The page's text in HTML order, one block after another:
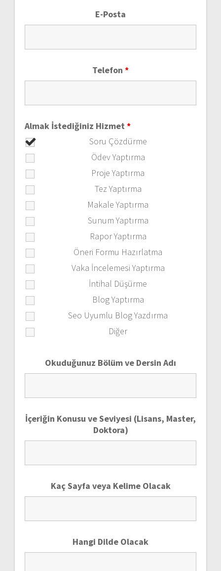
E-Posta
Telefon *
Almak İstediğiniz Hizmet *
Soru Çözdürme
Ödev Yaptırma
Proje Yaptırma
Tez Yaptırma
Makale Yaptırma
Sunum Yaptırma
Rapor Yaptırma
Öneri Formu Hazırlatma
Vaka İncelemesi Yaptırma
İntihal Düşürme
Blog Yaptırma
Seo Uyumlu Blog Yazdırma
Diğer
Okuduğunuz Bölüm ve Dersin Adı
İçeriğin Konusu ve Seviyesi (Lisans, Master,
Doktora)
Kaç Sayfa veya Kelime Olacak
Hangi Dilde Olacak